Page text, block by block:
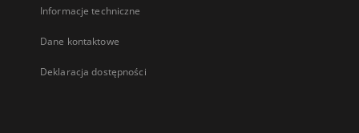
Informacje techniczne
Dane kontaktowe
Deklaracja dostępności